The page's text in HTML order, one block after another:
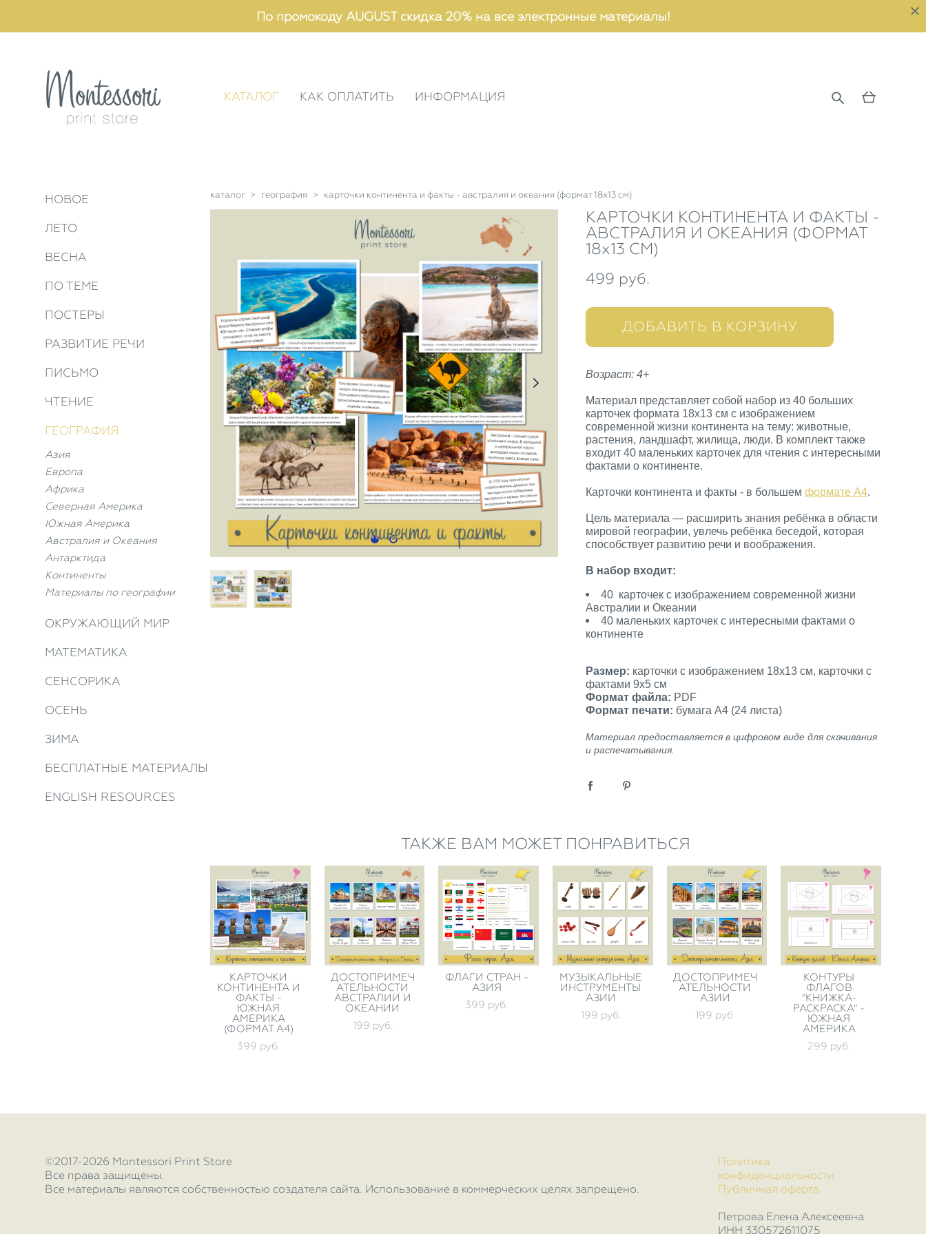
По промокоду AUGUST скидка 20% на все электронные материалы!
КАТАЛОГ КАК ОПЛАТИТЬ ИНФОРМАЦИЯ
НОВОЕ
ЛЕТО
ВЕСНА
ПО ТЕМЕ
ПОСТЕРЫ
РАЗВИТИЕ РЕЧИ
ПИСЬМО
ЧТЕНИЕ
ГЕОГРАФИЯ
Азия
Европа
Африка
Северная Америка
Южная Америка
Австралия и Океания
Антарктида
Континенты
Материалы по географии
ОКРУЖАЮЩИЙ МИР
МАТЕМАТИКА
СЕНСОРИКА
ОСЕНЬ
ЗИМА
БЕСПЛАТНЫЕ МАТЕРИАЛЫ
ENGLISH RESOURCES
каталог > география > карточки континента и факты - австралия и океания (формат 18х13 см)
КАРТОЧКИ КОНТИНЕНТА И ФАКТЫ -
АВСТРАЛИЯ И ОКЕАНИЯ (ФОРМАТ
18х13 СМ)
499 pуб.
ДОБАВИТЬ В КОРЗИНУ
Возраст: 4+
Материал представляет собой набор из 40 больших
карточек формата 18х13 см с изображением
современной жизни континента на тему: животные,
растения, ландшафт, жилища, люди. В комплект также
входит 40 маленьких карточек для чтения с интересными
фактами о континенте.
Карточки континента и факты - в большемформате А4.
Цель материала — расширить знания ребёнка в области
мировой географии, увлечь ребёнка беседой, которая
способствует развитию речи и воображения.
В набор входит:
40 карточек с изображением современной жизни
Австралии и Океании
40 маленьких карточек с интересными фактами о
континенте
Размер: карточки с изображением 18х13 см, карточки с
фактами 9х5 см
Формат файла: PDF
Формат печати: бумага А4 (24 листа)
Материал предоставляется в цифровом виде для скачивания
и распечатывания.
ТАКЖЕ ВАМ МОЖЕТ ПОНРАВИТЬСЯ
КАРТОЧКИ
КОНТИНЕНТА И
ФАКТЫ -
ЮЖНАЯ
АМЕРИКА
(ФОРМАТ А4)
399 pуб.
ДОСТОПРИМЕЧ
АТЕЛЬНОСТИ
АВСТРАЛИИ И
ОКЕАНИИ
199 pуб.
ФЛАГИ СТРАН -
АЗИЯ
399 pуб.
МУЗЫКАЛЬНЫЕ
ИНСТРУМЕНТЫ
АЗИИ
199 pуб.
ДОСТОПРИМЕЧ
АТЕЛЬНОСТИ
АЗИИ
199 pуб.
КОНТУРЫ
ФЛАГОВ
"КНИЖКА-
РАСКРАСКА" -
ЮЖНАЯ
АМЕРИКА
299 pуб.
©2017-2026 Montessori Print Store
Все права защищены.
Все материалы являются собственностью создателя сайта. Использование в коммерческих целях запрещено.
Политика
конфиденциальности
Публичная оферта
Петрова Елена Алексеевна
ИНН 330572611075